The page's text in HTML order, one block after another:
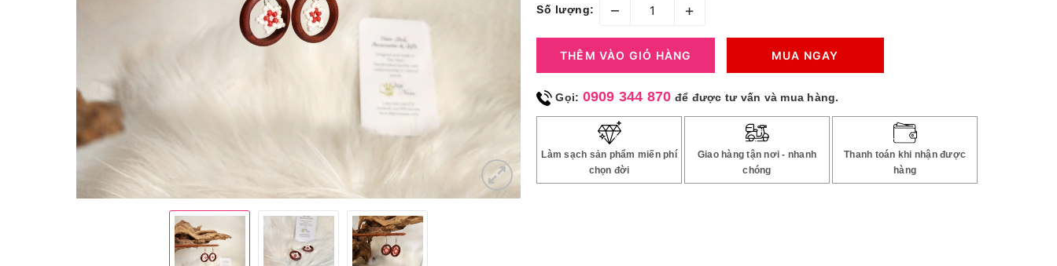
Số lượng: – +
THÊM VÀO GIỎ HÀNG MUA NGAY
Gọi: 0909 344 870 để được tư vấn và mua hàng.
Làm sạch sản phẩm miến phí
chọn đời
Giao hàng tận nơi - nhanh
chóng
Thanh toán khi nhận được
hàng